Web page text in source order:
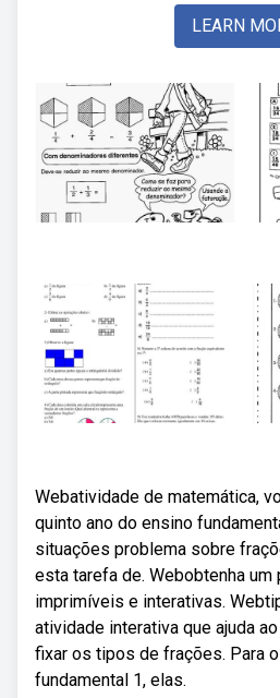
LEARN
Webatividade de matemática,
quinto ano do ensino
situações problema sobre
esta tarefa de. Webobtenha
imprimíveis e interativas.
atividade interativa que ajuda
fixar os tipos de frações. Para
fundamental 1, elas.